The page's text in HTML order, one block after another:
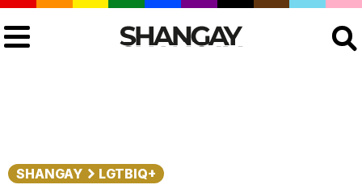
SHANGAY LGTBIQ+